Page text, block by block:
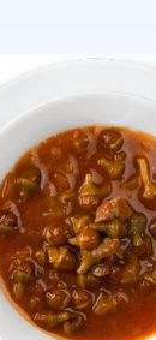
kalan geleneksel